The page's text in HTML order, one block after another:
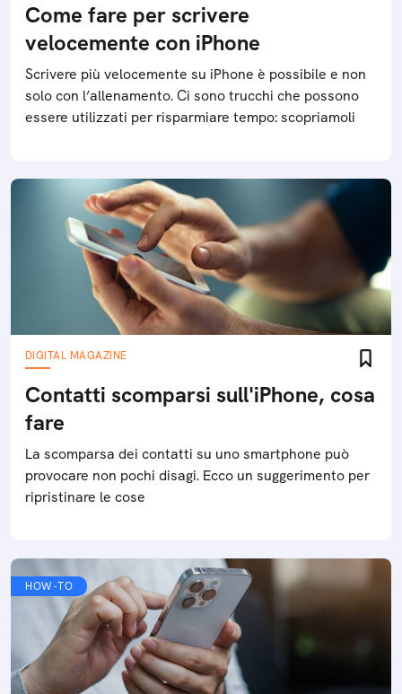
Come fare per scrivere
velocemente con iPhone
Scrivere più velocemente su iPhone è possibile e non
solo con l’allenamento. Ci sono trucchi che possono
essere utilizzati per risparmiare tempo: scopriamoli
DIGITAL MAGAZINE
Contatti scomparsi sull'iPhone, cosa
fare
La scomparsa dei contatti su uno smartphone può
provocare non pochi disagi. Ecco un suggerimento per
ripristinare le cose
HOW-TO